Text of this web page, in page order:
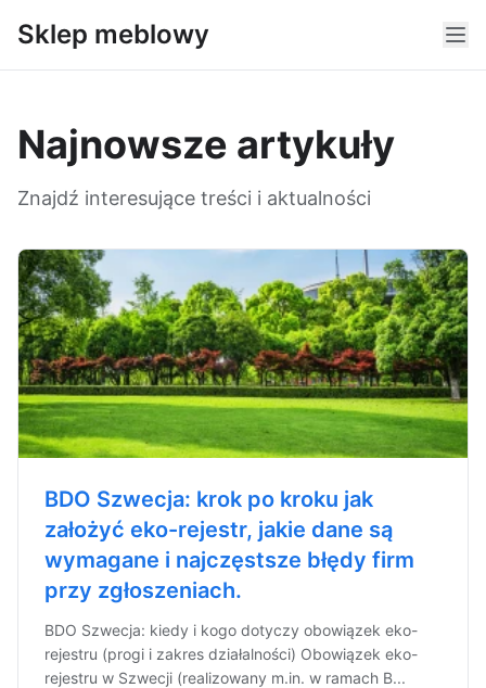
Sklep meblowy
Najnowsze artykuły
Znajdź interesujące treści i aktualności
BDO Szwecja: krok po kroku jak
założyć eko-rejestr, jakie dane są
wymagane i najczęstsze błędy firm
przy zgłoszeniach.
BDO Szwecja: kiedy i kogo dotyczy obowiązek eko-
rejestru (progi i zakres działalności) Obowiązek eko-
rejestru w Szwecji (realizowany m.in. w ramach B...